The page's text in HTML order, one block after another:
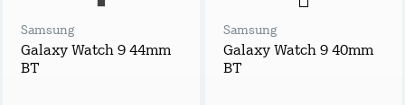
Samsung
Galaxy Watch 9 44mm
BT
Samsung
Galaxy Watch 9 40mm
BT